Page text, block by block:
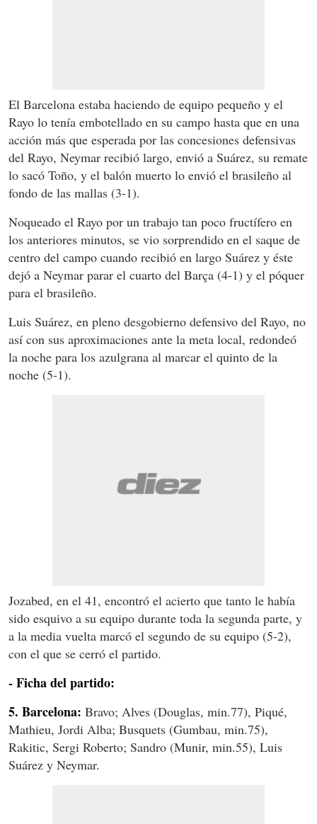
El Barcelona estaba haciendo de equipo pequeño y el
Rayo lo tenía embotellado en su campo hasta que en una
acción más que esperada por las concesiones defensivas
del Rayo, Neymar recibió largo, envió a Suárez, su remate
lo sacó Toño, y el balón muerto lo envió el brasileño al
fondo de las mallas (3-1).
Noqueado el Rayo por un trabajo tan poco fructífero en
los anteriores minutos, se vio sorprendido en el saque de
centro del campo cuando recibió en largo Suárez y éste
dejó a Neymar parar el cuarto del Barça (4-1) y el póquer
para el brasileño.
Luis Suárez, en pleno desgobierno defensivo del Rayo, no
así con sus aproximaciones ante la meta local, redondeó
la noche para los azulgrana al marcar el quinto de la
noche (5-1).
Jozabed, en el 41, encontró el acierto que tanto le había
sido esquivo a su equipo durante toda la segunda parte, y
a la media vuelta marcó el segundo de su equipo (5-2),
con el que se cerró el partido.
- Ficha del partido:
5. Barcelona: Bravo; Alves (Douglas, min.77), Piqué,
Mathieu, Jordi Alba; Busquets (Gumbau, min.75),
Rakitic, Sergi Roberto; Sandro (Munir, min.55), Luis
Suárez y Neymar.